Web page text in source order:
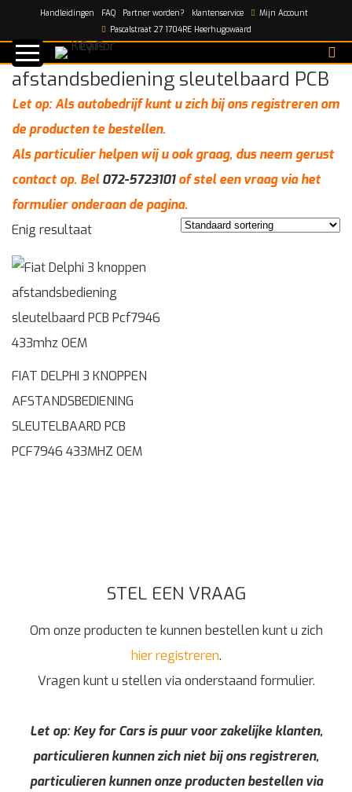
Handleidingen FAQ Partner worden? klantenservice
Mijn Account
Pascalstraat 27 1704RE Heerhugowaard
Home/afstandsbediening sleutelbaard PCB
afstandsbediening sleutelbaard PCB
Let op: Als autobedrijf kunt u zich bij ons registreren om
de producten te bestellen.
Als particulier helpen wij u ook graag, dus neem gerust
contact op. Bel072-5723101of stel een vraag via het
formulier onderaan de pagina.
Enig resultaat
FIAT DELPHI 3 KNOPPEN
AFSTANDSBEDIENING
SLEUTELBAARD PCB
PCF7946 433MHZ OEM
STEL EEN VRAAG
Om onze producten te kunnen bestellen kunt u zich
hier registreren.
Vragen kunt u stellen via onderstaand formulier.
Let op: Key for Cars is puur voor zakelijke klanten,
particulieren kunnen zich niet bij ons registreren,
particulieren kunnen onze producten bestellen via